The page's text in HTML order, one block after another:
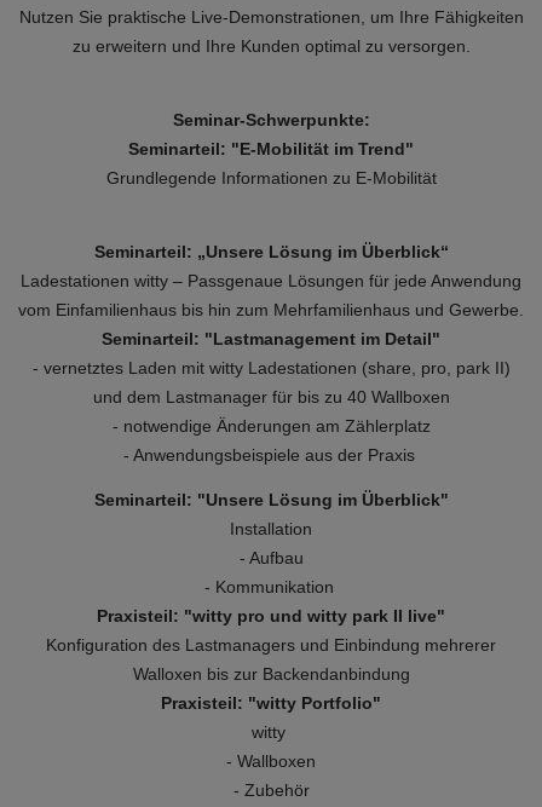
Nutzen Sie praktische Live-Demonstrationen, um Ihre Fähigkeiten
zu erweitern und Ihre Kunden optimal zu versorgen.
Seminar-Schwerpunkte:
Seminarteil: "E-Mobilität im Trend"
Grundlegende Informationen zu E-Mobilität
Seminarteil: „Unsere Lösung im Überblick“
Ladestationen witty – Passgenaue Lösungen für jede Anwendung
vom Einfamilienhaus bis hin zum Mehrfamilienhaus und Gewerbe.
Seminarteil: "Lastmanagement im Detail"
- vernetztes Laden mit witty Ladestationen (share, pro, park II)
und dem Lastmanager für bis zu 40 Wallboxen
- notwendige Änderungen am Zählerplatz
- Anwendungsbeispiele aus der Praxis
Seminarteil: "Unsere Lösung im Überblick"
Installation
- Aufbau
- Kommunikation
Praxisteil: "witty pro und witty park II live"
Konfiguration des Lastmanagers und Einbindung mehrerer
Walloxen bis zur Backendanbindung
Praxisteil: "witty Portfolio"
witty
- Wallboxen
- Zubehör